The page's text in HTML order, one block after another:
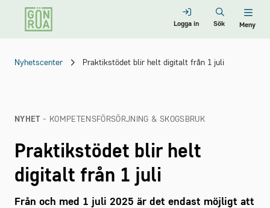
Logga in Sök Meny
Nyhetscenter Praktikstödet blir helt digitalt från 1 juli
NYHET - KOMPETENSFÖRSÖRJNING & SKOGSBRUK
Praktikstödet blir helt
digitalt från 1 juli
Från och med 1 juli 2025 är det endast möjligt att